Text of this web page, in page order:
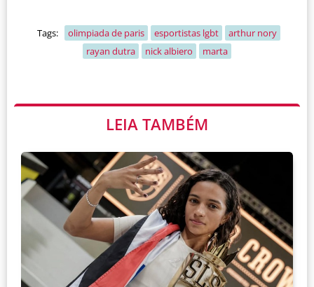
Tags: olimpiada de paris esportistas lgbt
arthur nory
rayan dutra
nick albiero marta
LEIA TAMBÉM